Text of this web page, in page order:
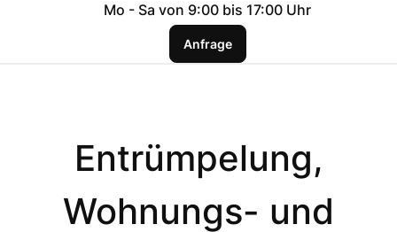
Mo - Sa von 9:00 bis 17:00 Uhr
Anfrage
Entrümpelung,
Wohnungs- und